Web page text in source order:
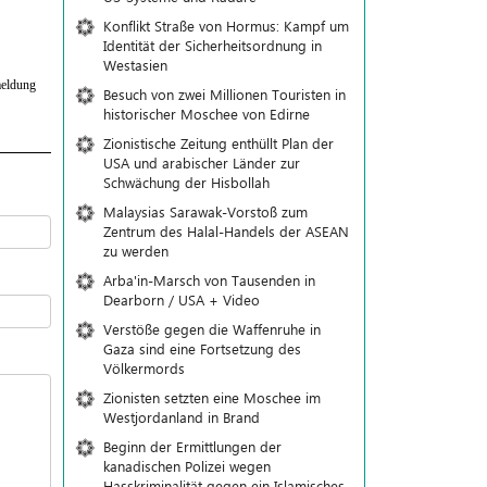
Konflikt Straße von Hormus: Kampf um
Identität der Sicherheitsordnung in
Westasien
Besuch von zwei Millionen Touristen in
historischer Moschee von Edirne
Zionistische Zeitung enthüllt Plan der
USA und arabischer Länder zur
Schwächung der Hisbollah
Malaysias Sarawak-Vorstoß zum
Zentrum des Halal-Handels der ASEAN
zu werden
Arba'in-Marsch von Tausenden in
Dearborn / USA + Video
Verstöße gegen die Waffenruhe in
Gaza sind eine Fortsetzung des
Völkermords
Zionisten setzten eine Moschee im
Westjordanland in Brand
Beginn der Ermittlungen der
kanadischen Polizei wegen